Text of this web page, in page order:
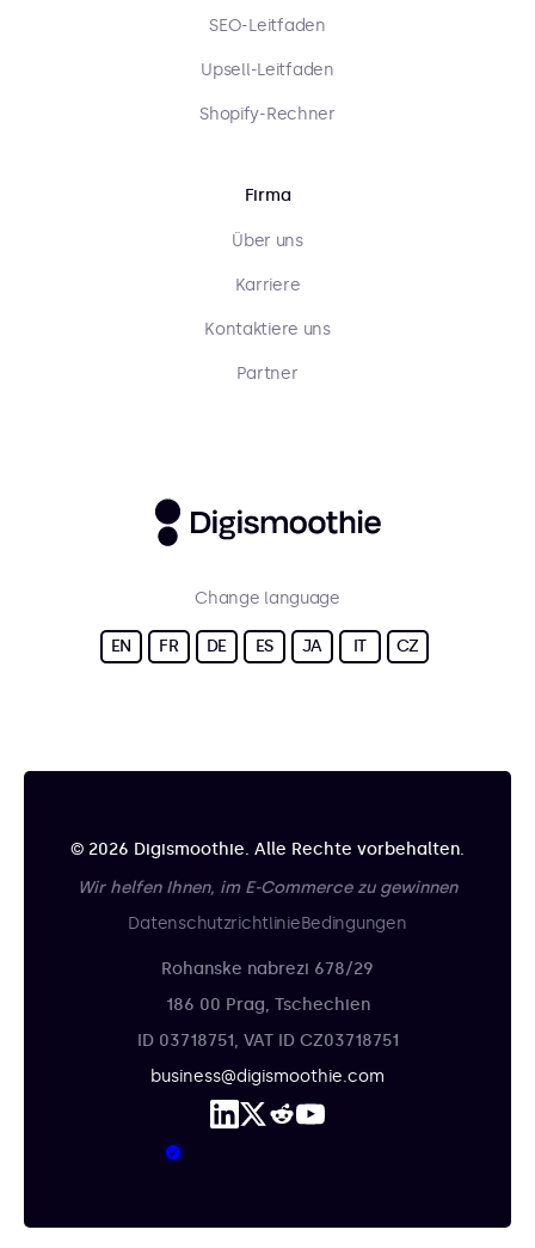
SEO-Leitfaden
Upsell-Leitfaden
Shopify-Rechner
Firma
Über uns
Karriere
Kontaktiere uns
Partner
Change language
EN FR DE ES JA IT CZ
© 2026 Digismoothie. Alle Rechte vorbehalten.
Wir helfen Ihnen, im E-Commerce zu gewinnen
DatenschutzrichtlinieBedingungen
Rohanske nabrezi 678/29
186 00 Prag, Tschechien
ID 03718751, VAT ID CZ03718751
business@digismoothie.com